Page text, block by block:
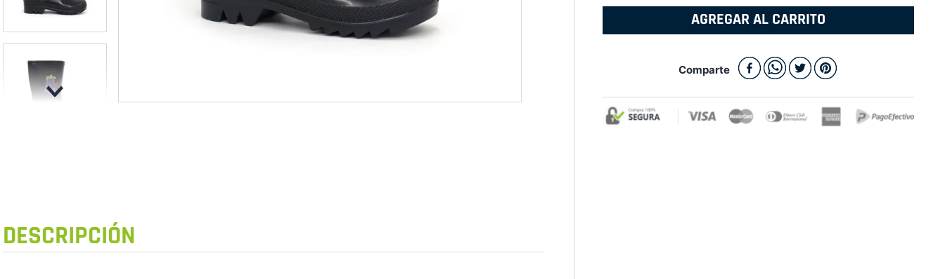
DESCRIPCIÓN
AGREGAR AL CARRITO
Comparte